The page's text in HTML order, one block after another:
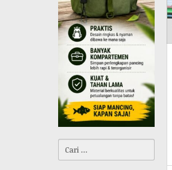
untuk: